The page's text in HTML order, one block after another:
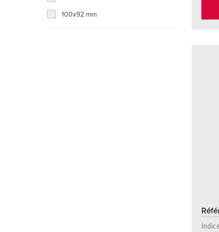
100x92 mm